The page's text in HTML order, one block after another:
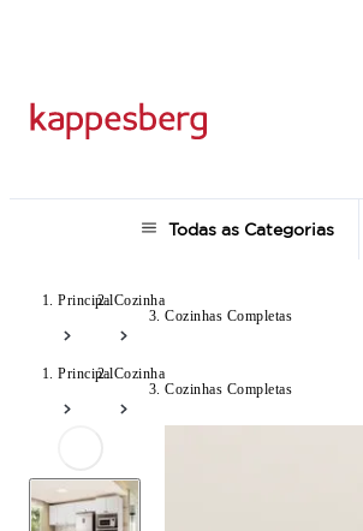
Todas as Categorias
PrincipalCozinha
Cozinhas Completas
PrincipalCozinha
Cozinhas Completas